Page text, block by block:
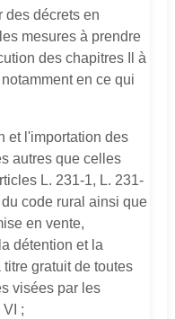
des décrets en
mesures à prendre
des chapitres Il à
en ce qui
et l'importation des
autres que celles
L. 231-1, L. 231-
code rural ainsi que
en vente,
détention et la
gratuit de toutes
visées par les
;